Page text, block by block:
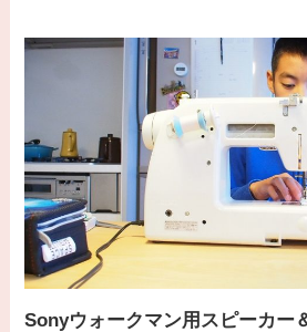
Sonyウォークマン用スピーカー